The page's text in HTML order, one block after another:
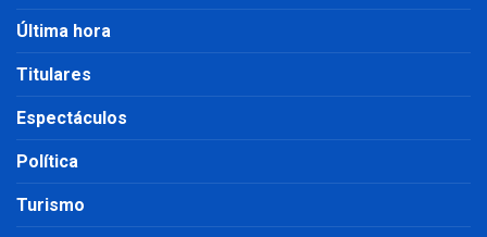
Última hora
Titulares
Espectáculos
Política
Turismo